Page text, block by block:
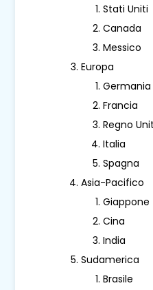
Stati Uniti
Canada
Messico
Europa
Germania
Francia
Regno
Italia
Spagna
Asia-Pacifico
Giappone
Cina
India
Sudamerica
Brasile